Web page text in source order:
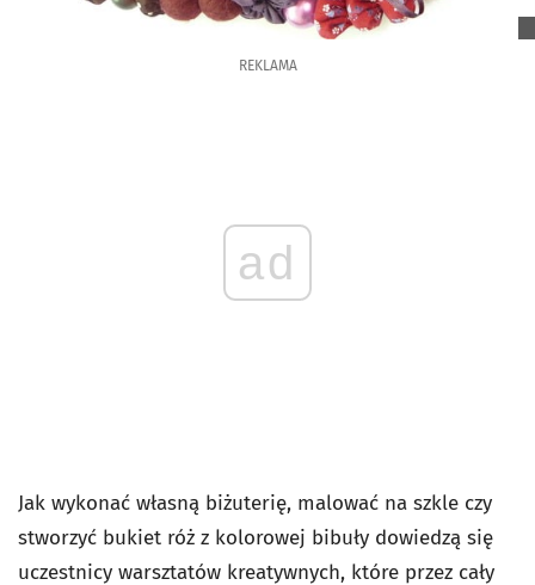
REKLAMA
ad
Jak wykonać własną biżuterię, malować na szkle czy
stworzyć bukiet róż z kolorowej bibuły dowiedzą się
uczestnicy warsztatów kreatywnych, które przez cały